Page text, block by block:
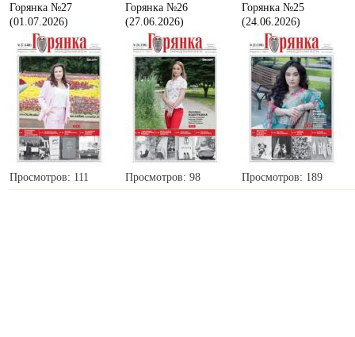
Горянка №27
(01.07.2026)
Просмотров: 111
Горянка №26
(27.06.2026)
Просмотров: 98
Горянка №25
(24.06.2026)
Просмотров: 189